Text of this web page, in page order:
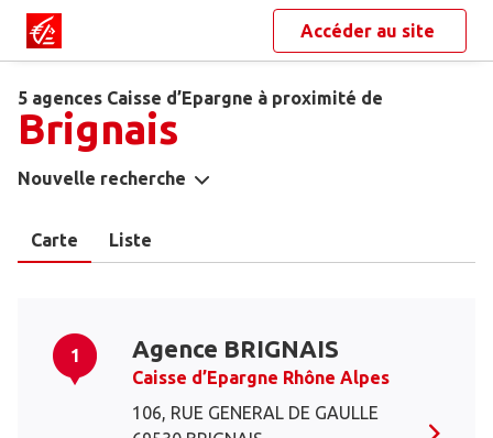
Accéder au site
5 agences Caisse d’Epargne à proximité de
Brignais
Nouvelle recherche
Carte Liste
1 Agence BRIGNAIS
Caisse d’Epargne Rhône Alpes
106, RUE GENERAL DE GAULLE